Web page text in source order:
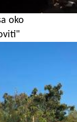
oko